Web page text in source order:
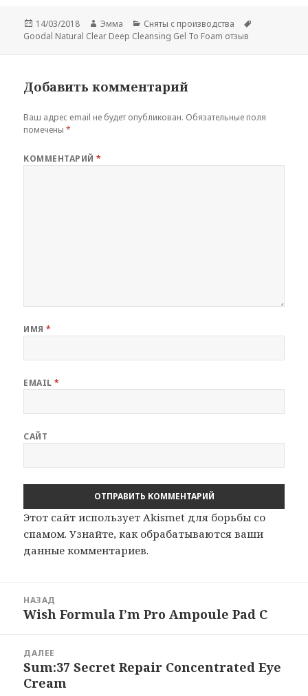
Опубликовано
14/03/2018 Автор
Эмма Рубрики
Сняты с производства
Goodal Natural Clear Deep Cleansing Gel To Foam отзыв
Добавить комментарий
Ваш адрес email не будет опубликован. Обязательные поля
помечены*
КОММЕНТАРИЙ*
ИМЯ*
EMAIL*
САЙТ
Этот сайт использует Akismet для борьбы со
спамом.Узнайте, как обрабатываются ваши
данные комментариев.
записям
НАЗАД
Предыдущая
Wish Formula I’m Pro Ampoule Pad C
ДАЛЕЕ
Следующая
запись:
Sum:37 Secret Repair Concentrated Eye
Cream